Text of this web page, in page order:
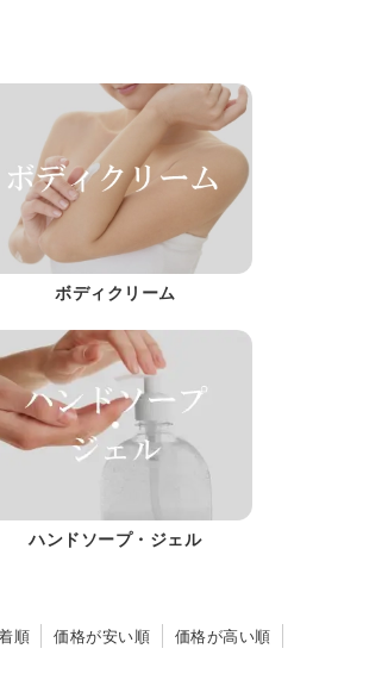
ボディクリーム
ハンドソープ・ジェル
順 価格が安い順 価格が高い順